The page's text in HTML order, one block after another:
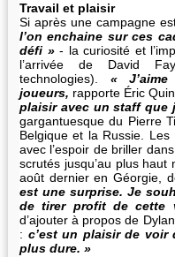
Travail et plaisir
Si après une campagne
l’on enchaine sur ces
défi » - la curiosité et
l’arrivée de David
technologies).
«
joueurs, rapporte Éric
plaisir avec un staff que
gargantuesque du Pierre
Belgique et la Russie.
avec l’espoir de briller
scrutés jusqu’au plus
août dernier en Géorgie,
est une surprise. Je
de tirer profit de cette
d’ajouter à propos de
: c’est un plaisir de
plus dure. »